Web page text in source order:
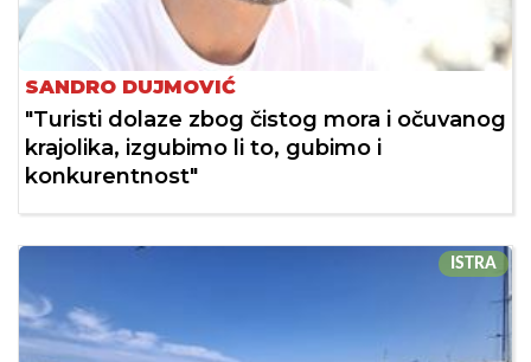
SANDRO DUJMOVIĆ
"Turisti dolaze zbog čistog mora i očuvanog
krajolika, izgubimo li to, gubimo i
konkurentnost"
ISTRA